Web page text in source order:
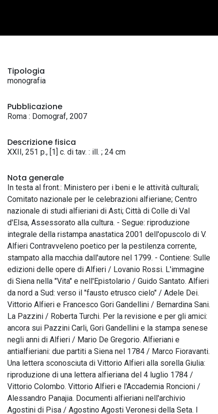
Tipologia
monografia
Pubblicazione
Roma : Domograf, 2007
Descrizione fisica
XXII, 251 p., [1] c. di tav. : ill. ; 24 cm
Nota generale
In testa al front.: Ministero per i beni e le attività culturali;
Comitato nazionale per le celebrazioni alfieriane; Centro
nazionale di studi alfieriani di Asti; Città di Colle di Val
d'Elsa, Assessorato alla cultura. - Segue: riproduzione
integrale della ristampa anastatica 2001 dell'opuscolo di V.
Alfieri Contravveleno poetico per la pestilenza corrente,
stampato alla macchia dall'autore nel 1799. - Contiene: Sulle
edizioni delle opere di Alfieri / Lovanio Rossi. L'immagine
di Siena nella "Vita" e nell'Epistolario / Guido Santato. Alfieri
da nord a Sud: verso il "fausto etrusco cielo" / Adele Dei.
Vittorio Alfieri e Francesco Gori Gandellini / Bernardina Sani.
La Pazzini / Roberta Turchi. Per la revisione e per gli amici:
ancora sui Pazzini Carli, Gori Gandellini e la stampa senese
negli anni di Alfieri / Mario De Gregorio. Alfieriani e
antialfieriani: due partiti a Siena nel 1784 / Marco Fioravanti.
Una lettera sconosciuta di Vittorio Alfieri alla sorella Giulia:
riproduzione di una lettera alfieriana del 4 luglio 1784 /
Vittorio Colombo. Vittorio Alfieri e l'Accademia Roncioni /
Alessandro Panajia. Documenti alfieriani nell'archivio
Agostini di Pisa / Agostino Agosti Veronesi della Seta. I